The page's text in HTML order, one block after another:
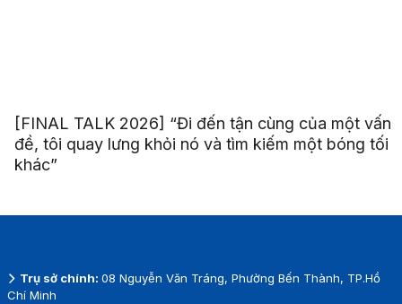
[FINAL TALK 2026] “Đi đến tận cùng của một vấn
đề, tôi quay lưng khỏi nó và tìm kiếm một bóng tối
khác”
Trụ sở chính: 08 Nguyễn Văn Tráng, Phường Bến Thành, TP.Hồ
Chí Minh